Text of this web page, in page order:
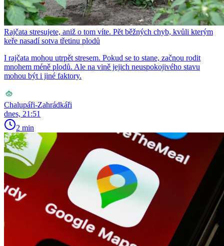
Rajčata stresujete, aniž o tom víte. Pět běžných chyb, kvůli kterým
keře nasadí sotva třetinu plodů
I rajčata mohou utrpět stresem. Pokud se to stane, začnou rodit
mnohem méně plodů. Ale na vině jejich neuspokojivého stavu
mohou být i jiné faktory.
Chalupáři-Zahrádkáři
dnes, 21:51
2 min